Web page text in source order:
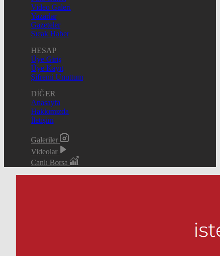
Video Galeri
Yazarlar
Gazeteler
Sıcak Haber
HESAP
Üye Giriş
Üye Kayıt
Şifremi Unuttum
DİĞER
Anasayfa
Hakkımızda
İletişim
Galeriler
Videolar
Canlı Borsa